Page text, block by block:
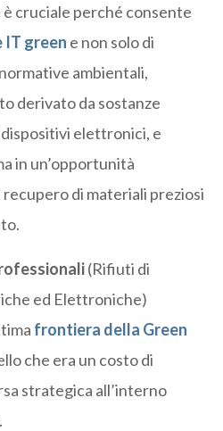
cruciale perché consente
green e non solo di
ambientali,
derivato da sostanze
elettronici, e
in un’opportunità
di materiali preziosi
(Rifiuti di
ed Elettroniche)
frontiera della Green
che era un costo di
strategica all’interno